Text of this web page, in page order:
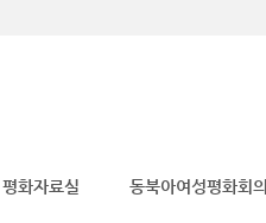
평화자료실 동북아여성평화회의